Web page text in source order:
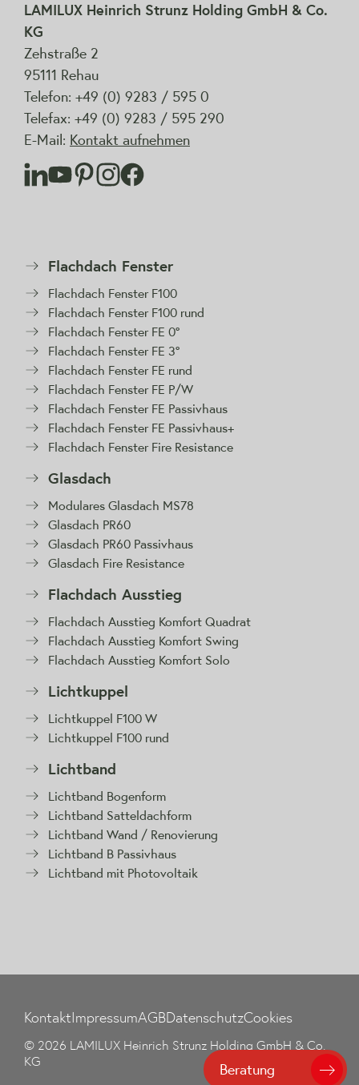
Beratung
LAMILUX Heinrich Strunz Holding GmbH & Co.
KG
Zehstraße 2
95111 Rehau
Telefon: +49 (0) 9283 / 595 0
Telefax: +49 (0) 9283 / 595 290
E-Mail: Kontakt aufnehmen
Flachdach Fenster
Flachdach Fenster F100
Flachdach Fenster F100 rund
Flachdach Fenster FE 0°
Flachdach Fenster FE 3°
Flachdach Fenster FE rund
Flachdach Fenster FE P/W
Flachdach Fenster FE Passivhaus
Flachdach Fenster FE Passivhaus+
Flachdach Fenster Fire Resistance
Glasdach
Modulares Glasdach MS78
Glasdach PR60
Glasdach PR60 Passivhaus
Glasdach Fire Resistance
Flachdach Ausstieg
Flachdach Ausstieg Komfort Quadrat
Flachdach Ausstieg Komfort Swing
Flachdach Ausstieg Komfort Solo
Lichtkuppel
Lichtkuppel F100 W
Lichtkuppel F100 rund
Lichtband
Lichtband Bogenform
Lichtband Satteldachform
Lichtband Wand / Renovierung
Lichtband B Passivhaus
Lichtband mit Photovoltaik
KontaktImpressumAGBDatenschutzCookies
© 2026 LAMILUX Heinrich Strunz Holding GmbH & Co.
KG